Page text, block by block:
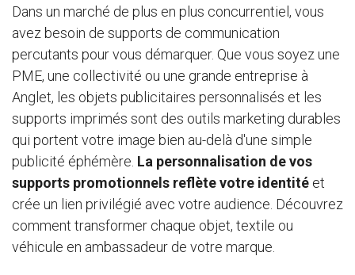
Dans un marché de plus en plus concurrentiel, vous
avez besoin de supports de communication
percutants pour vous démarquer. Que vous soyez une
PME, une collectivité ou une grande entreprise à
Anglet, les objets publicitaires personnalisés et les
supports imprimés sont des outils marketing durables
qui portent votre image bien au-delà d'une simple
publicité éphémère. La personnalisation de vos
supports promotionnels reflète votre identité et
crée un lien privilégié avec votre audience. Découvrez
comment transformer chaque objet, textile ou
véhicule en ambassadeur de votre marque.